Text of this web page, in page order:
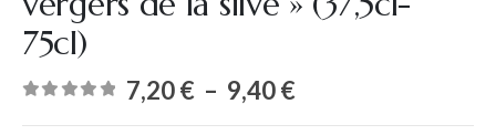
75cl)
7,20€ – 9,40€